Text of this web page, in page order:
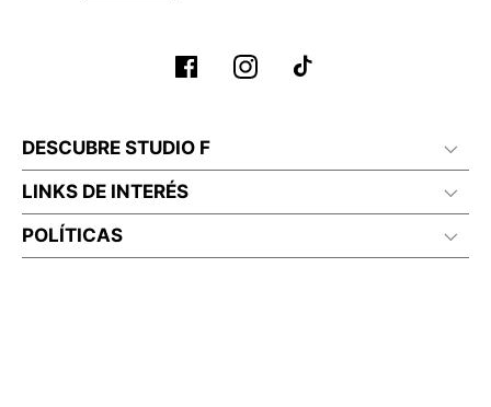
DESCUBRE STUDIO F
LINKS DE INTERÉS
POLÍTICAS